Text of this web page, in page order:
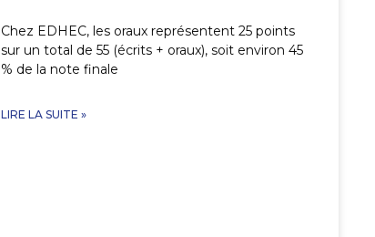
Chez EDHEC, les oraux représentent 25 points
sur un total de 55 (écrits + oraux), soit environ 45
% de la note finale
LIRE LA SUITE »